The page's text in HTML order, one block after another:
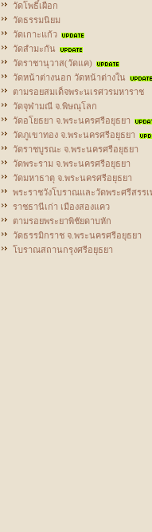
วัดโพธิ์เผือก
วัดธรรมนิยม
วัดเกาะแก้ว
วัดสำมะกัน
วัดราชานุวาส(วัดแค)
วัดหน้าต่างนอก วัดหน้าต่างใน
ตามรอยสมเด็จพระนเรศวรมหาราช
วัดจุฬามณี จ.พิษณุโลก
วัดอโยธยา จ.พระนครศรีอยุธยา
วัดภูเขาทอง จ.พระนครศรีอยุธยา
วัดราชบูรณะ จ.พระนครศรีอยุธยา
วัดพระราม จ.พระนครศรีอยุธยา
วัดมหาธาตุ จ.พระนครศรีอยุธยา
พระราชวังโบราณและวัดพระศรีสรรเ
ราชธานีเก่า เมืองสองแคว
ตามรอยพระยาพิชัยดาบหัก
วัดธรรมิกราช จ.พระนครศรีอยุธยา
โบราณสถานกรุงศรีอยุธยา